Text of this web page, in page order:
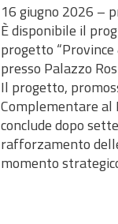
16 giugno 2026 –
È disponibile il
progetto
presso Palazzo
Il progetto,
Complementare al
conclude dopo
rafforzamento
momento